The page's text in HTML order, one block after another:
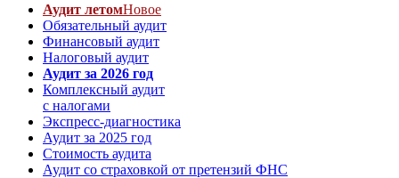
Аудит летомНовое
Обязательный аудит
Финансовый аудит
Налоговый аудит
Аудит за 2026 год
Комплексный аудит
с налогами
Экспресс-диагностика
Аудит за 2025 год
Стоимость аудита
Аудит со страховкой от претензий ФНС